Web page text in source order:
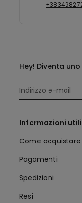
Hey! Diventa
Informazioni utili
Come acquistare
Pagamenti
Spedizioni
Resi